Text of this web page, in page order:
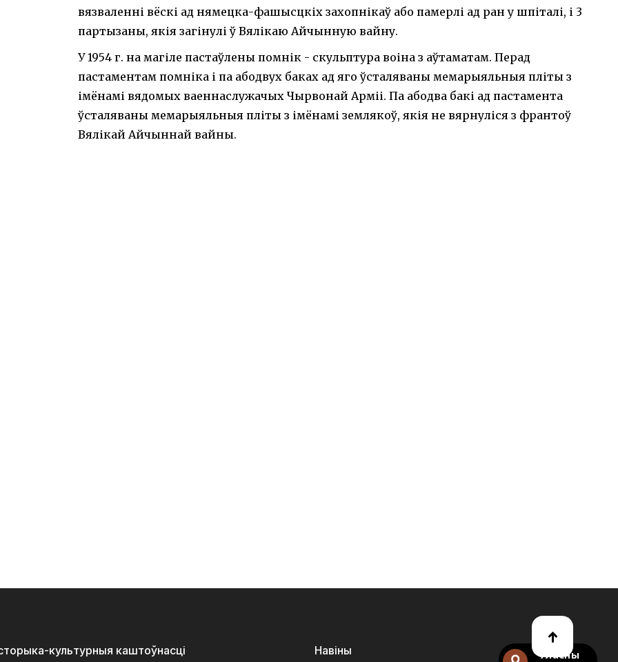
вязваленні вёскі ад нямецка-фашысцкіх захопнікаў або памерлі ад ран у шпіталі, і 3
партызаны, якія загінулі ў Вялікаю Айчынную вайну.
У 1954 г. на магіле пастаўлены помнік - скульптура воіна з аўтаматам. Перад
пастаментам помніка і па абодвух баках ад яго ўсталяваны мемарыяльныя пліты з
імёнамі вядомых ваеннаслужачых Чырвонай Арміі. Па абодва бакі ад пастамента
ўсталяваны мемарыяльныя пліты з імёнамі землякоў, якія не вярнуліся з франтоў
Вялікай Айчыннай вайны.
культурныя каштоўнасці Навіны
Уласны